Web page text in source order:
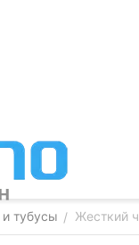
тубусы / Жесткий